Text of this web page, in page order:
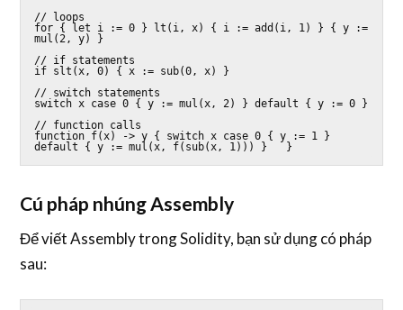
// loops
for { let i := 0 } lt(i, x) { i := add(i, 1) } { y :=
mul(2, y) }
// if statements
if slt(x, 0) { x := sub(0, x) }
// switch statements
switch x case 0 { y := mul(x, 2) } default { y := 0 }
// function calls
function f(x) -> y { switch x case 0 { y := 1 }
default { y := mul(x, f(sub(x, 1))) }   }
Cú pháp nhúng Assembly
Để viết Assembly trong Solidity, bạn sử dụng có pháp
sau: